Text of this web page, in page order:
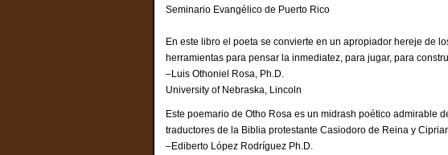
Seminario Evangélico de Puerto Rico
En este libro el poeta se convierte en un apropiador hereje de
herramientas para pensar la inmediatez, para jugar, para
–Luis Othoniel Rosa, Ph.D.
University of Nebraska, Lincoln
Este poemario de Otho Rosa es un midrash poético admirable
traductores de la Biblia protestante Casiodoro de Reina y
–Ediberto López Rodríguez Ph.D.